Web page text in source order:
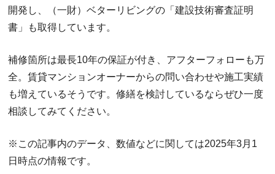
開発し、（一財）ベターリビングの「建設技術審査証明
書」も取得しています。
補修箇所は最長10年の保証が付き、アフターフォローも万
全。賃貸マンションオーナーからの問い合わせや施工実績
も増えているそうです。修繕を検討しているならぜひ一度
相談してみてください。
※この記事内のデータ、数値などに関しては2025年3月1
日時点の情報です。